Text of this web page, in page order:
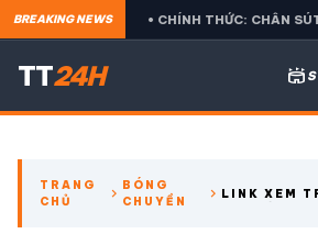
BREAKING NEWS• CHÍNH THỨC: CHÂN SÚT VĨ
TT24H stadium
CÁC GIẢI NGOẠI HẠNG
TRANG
CHỦ
chevron_right BÓNG
CHUYỀN
chevron_right LINK XEM